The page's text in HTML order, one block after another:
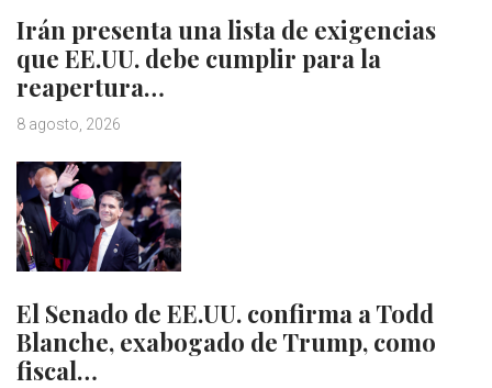
Irán presenta una lista de exigencias
que EE.UU. debe cumplir para la
reapertura…
8 agosto, 2026
El Senado de EE.UU. confirma a Todd
Blanche, exabogado de Trump, como
fiscal…